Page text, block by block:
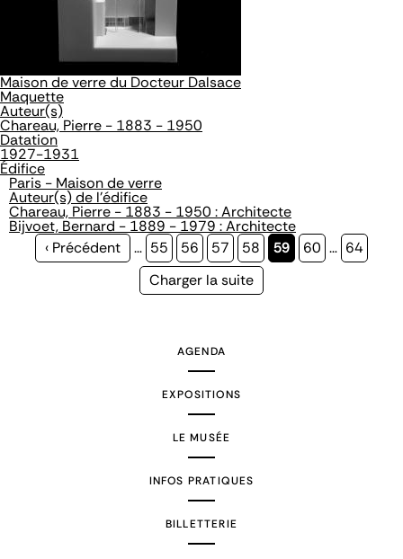
Maison de verre du Docteur Dalsace
Maquette
Auteur(s)
Chareau, Pierre - 1883 - 1950
Datation
1927-1931
Édifice
Paris - Maison de verre
Auteur(s) de l'édifice
Chareau, Pierre - 1883 - 1950 : Architecte
Bijvoet, Bernard - 1889 - 1979 : Architecte
Page
‹ Précédent … Page
55 Page
56 Page
57 Page
58
Page
59 Page
60 … Page
64
Page
Charger la suite
AGENDA
EXPOSITIONS
LE MUSÉE
INFOS PRATIQUES
BILLETTERIE